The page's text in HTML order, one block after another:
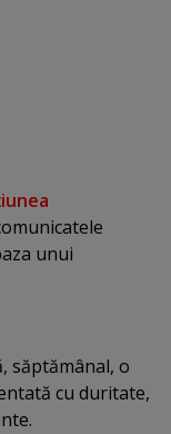
unui
săptămânal, o
cu duritate,